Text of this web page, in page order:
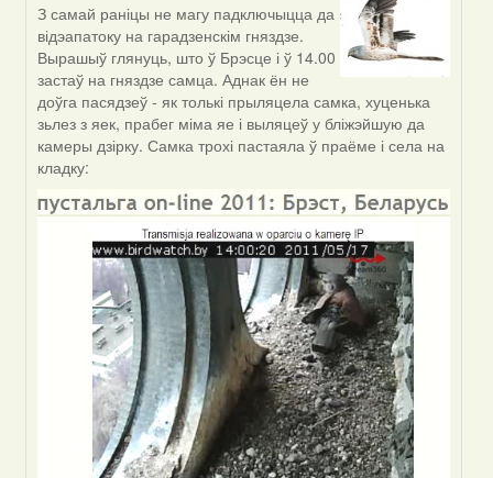
In
reply
to
by
I
Feather
(госць)
З самай раніцы не магу падключыцца да
відэапатоку на гарадзенскім гняздзе.
Вырашыў глянуць, што ў Брэсце і ў 14.00
застаў на гняздзе самца. Аднак ён не
доўга пасядзеў - як толькі прыляцела самка, хуценька
зьлез з яек, прабег міма яе і выляцеў у бліжэйшую да
камеры дзірку. Самка трохі пастаяла ў праёме і села на
кладку: